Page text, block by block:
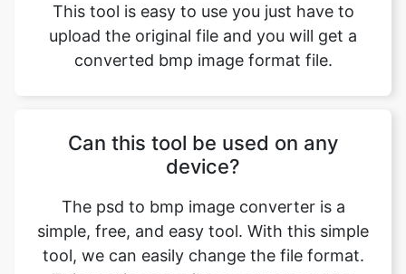
Can this tool be used on any
simple, free, and easy tool. With this simple
tool, we can easily change the file format.
This tool is accessible to anyone on the
internet and may be used on any device.
Our main aim is to make our users' lives